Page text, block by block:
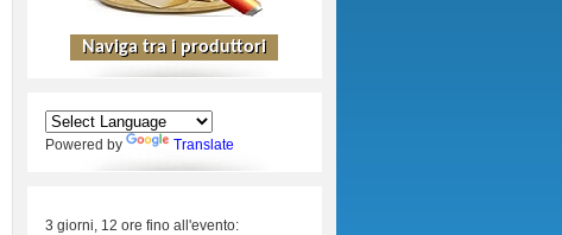
Powered by Translate
3 giorni, 12 ore fino all'evento: